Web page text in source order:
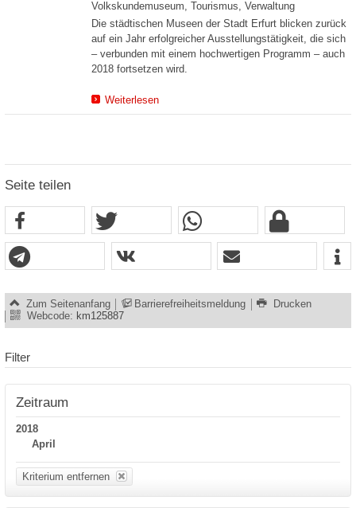
Volkskundemuseum, Tourismus, Verwaltung
Die städtischen Museen der Stadt Erfurt blicken zurück
auf ein Jahr erfolgreicher Ausstellungstätigkeit, die sich
– verbunden mit einem hochwertigen Programm – auch
2018 fortsetzen wird.
Weiterlesen
Seite teilen
Zum Seitenanfang Barrierefreiheitsmeldung
Drucken
Webcode: km125887
Filter
Zeitraum
2018
April
Kriterium entfernen